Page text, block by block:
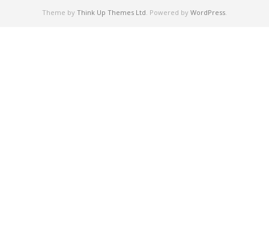
Theme by Think Up Themes Ltd. Powered by WordPress.